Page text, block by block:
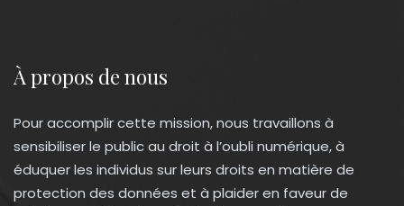
À propos de nous
Pour accomplir cette mission, nous travaillons à
sensibiliser le public au droit à l’oubli numérique, à
éduquer les individus sur leurs droits en matière de
protection des données et à plaider en faveur de